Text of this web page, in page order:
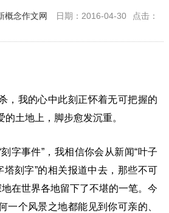
概念作文网 日期：2016-04-30
点击：
我的心中此刻正怀着无可把握的
土地上，脚步愈发沉重。
事件”，我相信你会从新闻“叶子
塔刻字”的相关报道中去，那些不可
地在世界各地留下了不堪的一笔。今
一个风景之地都能见到你可亲的、